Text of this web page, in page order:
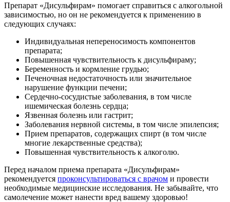
Препарат «Дисульфирам» помогает справиться с алкогольной
зависимостью, но он не рекомендуется к применению в
следующих случаях:
Индивидуальная непереносимость компонентов
препарата;
Повышенная чувствительность к дисульфираму;
Беременность и кормление грудью;
Печеночная недостаточность или значительное
нарушение функции печени;
Сердечно-сосудистые заболевания, в том числе
ишемическая болезнь сердца;
Язвенная болезнь или гастрит;
Заболевания нервной системы, в том числе эпилепсия;
Прием препаратов, содержащих спирт (в том числе
многие лекарственные средства);
Повышенная чувствительность к алкоголю.
Перед началом приема препарата «Дисульфирам»
рекомендуется проконсультироваться с врачом и провести
необходимые медицинские исследования. Не забывайте, что
самолечение может нанести вред вашему здоровью!